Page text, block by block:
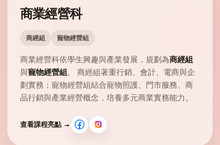
商業經營科
商經組 寵物經營組
商業經營科依學生興趣與產業發展，規劃為商經組
與寵物經營組 。 商經組著重行銷、會計、電商與企
劃實務；寵物經營組結合寵物照護、門市服務、商
品行銷與產業經營概念，培養多元商業實務能力。
查看課程亮點 →